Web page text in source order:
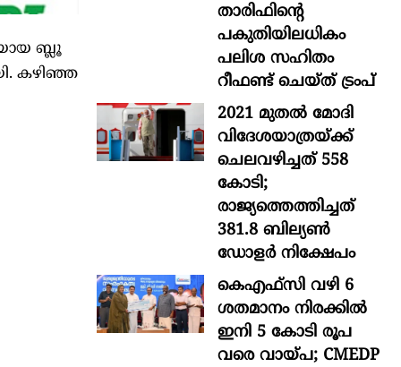
ബ്ലൂ
കഴിഞ്ഞ
താരിഫിന്‍റെ
പകുതിയിലധികം
പലിശ സഹിതം
റീഫണ്ട് ചെയ്ത് ട്രംപ്
2021 മുതൽ മോദി
വിദേശയാത്രയ്ക്ക്
ചെലവഴിച്ചത് 558
കോടി;
രാജ്യത്തെത്തിച്ചത്
381.8 ബില്യൺ
ഡോളർ നിക്ഷേപം
കെഎഫ്സി വഴി 6
ശതമാനം നിരക്കിൽ
ഇനി 5 കോടി രൂപ
വരെ വായ്പ; CMEDP